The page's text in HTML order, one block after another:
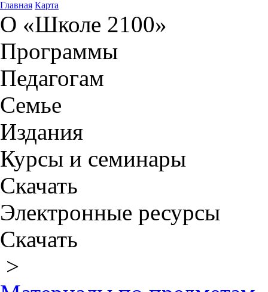
Главная Карта
О «Школе 2100»
Программы
Педагогам
Семье
Издания
Курсы и семинары
Скачать
Электронные ресурсы
Скачать
>